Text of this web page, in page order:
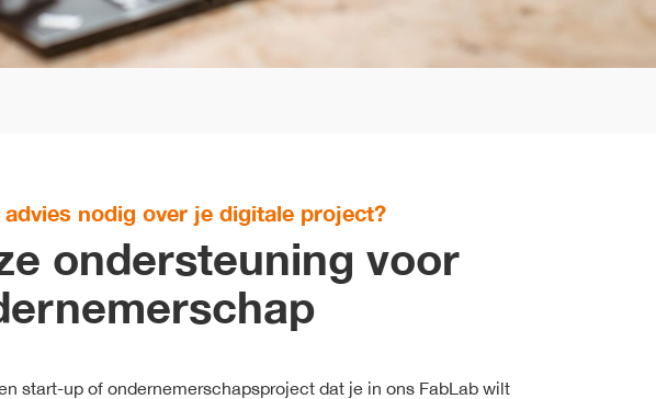
advies nodig over je digitale project?
ondersteuning voor
start-up of ondernemerschapsproject dat je in ons FabLab wilt